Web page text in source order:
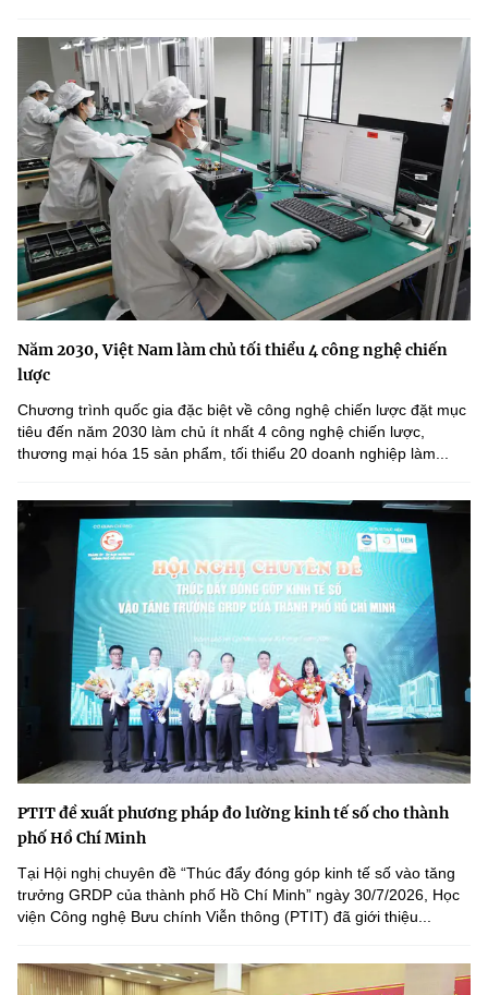
Năm 2030, Việt Nam làm chủ tối thiểu 4 công nghệ chiến
lược
Chương trình quốc gia đặc biệt về công nghệ chiến lược đặt mục
tiêu đến năm 2030 làm chủ ít nhất 4 công nghệ chiến lược,
thương mại hóa 15 sản phẩm, tối thiểu 20 doanh nghiệp làm...
PTIT đề xuất phương pháp đo lường kinh tế số cho thành
phố Hồ Chí Minh
Tại Hội nghị chuyên đề “Thúc đẩy đóng góp kinh tế số vào tăng
trưởng GRDP của thành phố Hồ Chí Minh” ngày 30/7/2026, Học
viện Công nghệ Bưu chính Viễn thông (PTIT) đã giới thiệu...